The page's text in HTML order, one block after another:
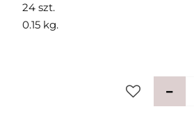
24 szt.
0.15 kg.